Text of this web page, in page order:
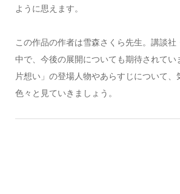
ように思えます。
この作品の作者は雪森さくら先生。講談社
中で、今後の展開についても期待されてい
片想い」の登場人物やあらすじについて、
色々と見ていきましょう。